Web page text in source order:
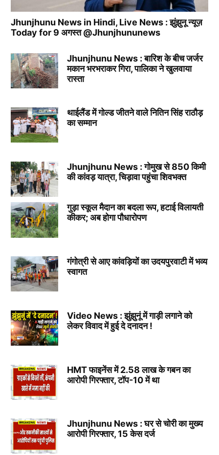
Jhunjhunu News in Hindi, Live News : झुंझुनू न्यूज़
Today for 9 अगस्त @Jhunjhununews
Jhunjhunu News : बारिश के बीच जर्जर
मकान भरभराकर गिरा, पालिका ने खुलवाया
रास्ता
थाईलैंड में गोल्ड जीतने वाले नितिन सिंह राठौड़
का सम्मान
Jhunjhunu News : गोमुख से 850 किमी
की कांवड़ यात्रा, चिड़ावा पहुंचा शिवभक्त
गुड़ा स्कूल मैदान का बदला रूप, हटाई विलायती
कीकर; अब होगा पौधारोपण
गंगोत्री से आए कांवड़ियों का उदयपुरवाटी में भव्य
स्वागत
Video News : झुंझुनूं में गाड़ी लगाने को
लेकर विवाद में हुई दे दनादन !
HMT फाइनेंस में 2.58 लाख के गबन का
आरोपी गिरफ्तार, टॉप-10 में था
Jhunjhunu News : घर से चोरी का मुख्य
आरोपी गिरफ्तार, 15 केस दर्ज